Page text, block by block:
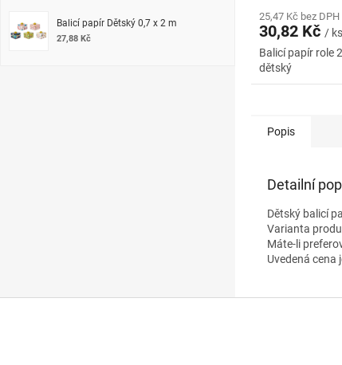
Balicí papír Dětský 0,7 x 2 m
27,88 Kč
25,47 Kč bez DPH
30,82 Kč / ks
Balicí papír role
dětský
Popis
Detailní
Dětský balicí
Varianta
Máte-li
Uvedená cena